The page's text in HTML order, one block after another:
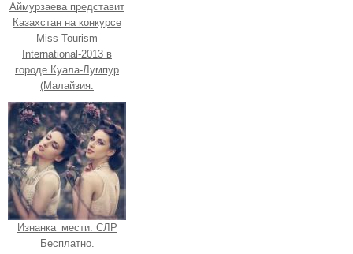
Аймурзаева представит
Казахстан на конкурсе
Miss Tourism
International-2013 в
городе Куала-Лумпур
(Малайзия.
Изнанка_мести. СЛР
Бесплатно.